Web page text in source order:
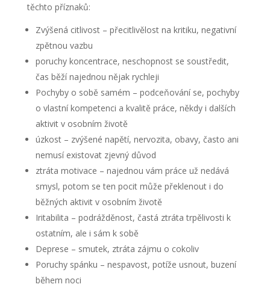
těchto příznaků:
Zvýšená citlivost – přecitlivělost na kritiku, negativní
zpětnou vazbu
poruchy koncentrace, neschopnost se soustředit,
čas běží najednou nějak rychleji
Pochyby o sobě samém – podceňování se, pochyby
o vlastní kompetenci a kvalitě práce, někdy i dalších
aktivit v osobním životě
úzkost – zvýšené napětí, nervozita, obavy, často ani
nemusí existovat zjevný důvod
ztráta motivace – najednou vám práce už nedává
smysl, potom se ten pocit může překlenout i do
běžných aktivit v osobním životě
Iritabilita – podrážděnost, častá ztráta trpělivosti k
ostatním, ale i sám k sobě
Deprese – smutek, ztráta zájmu o cokoliv
Poruchy spánku – nespavost, potíže usnout, buzení
během noci